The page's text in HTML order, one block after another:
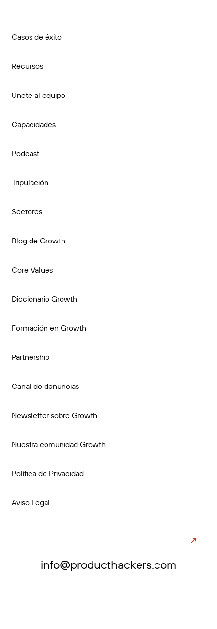
Casos de éxito
Recursos
Únete al equipo
Capacidades
Podcast
Tripulación
Sectores
Blog de Growth
Core Values
Diccionario Growth
Formación en Growth
Partnership
Canal de denuncias
Newsletter sobre Growth
Nuestra comunidad Growth
Política de Privacidad
Aviso Legal
info@producthackers.com